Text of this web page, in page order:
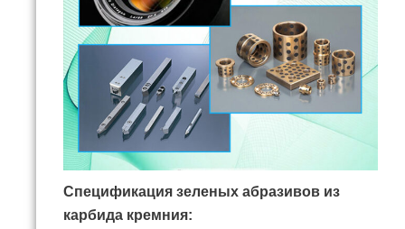
Спецификация зеленых абразивов из
карбида кремния: